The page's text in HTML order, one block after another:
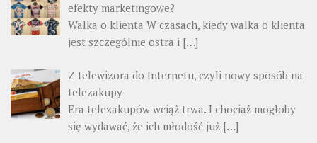
efekty marketingowe?
Walka o klienta W czasach, kiedy walka o klienta
jest szczególnie ostra i […]
Z telewizora do Internetu, czyli nowy sposób na
telezakupy
Era telezakupów wciąż trwa. I chociaż mogłoby
się wydawać, że ich młodość już […]